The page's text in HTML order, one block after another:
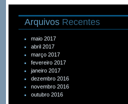
Arquivos Recentes
maio 2017
abril 2017
março 2017
fevereiro 2017
janeiro 2017
dezembro 2016
novembro 2016
outubro 2016